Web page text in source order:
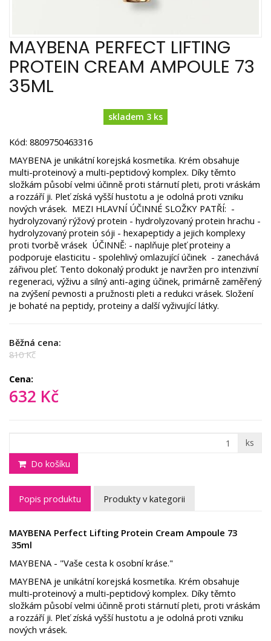
MAYBENA PERFECT LIFTING
PROTEIN CREAM AMPOULE 73
35ML
skladem 3 ks
Kód: 8809750463316
MAYBENA je unikátní korejská kosmetika. Krém obsahuje
multi-proteinový a multi-peptidový komplex. Díky těmto
složkám působí velmi účinně proti stárnutí pleti, proti vráskám
a rozzáří ji. Pleť získá vyšší hustotu a je odolná proti vzniku
nových vrásek. MEZI HLAVNÍ ÚČINNÉ SLOŽKY PATŘÍ: -
hydrolyzovaný rýžový protein - hydrolyzovaný protein hrachu -
hydrolyzovaný protein sóji - hexapeptidy a jejich komplexy
proti tvorbě vrásek ÚČINNĚ: - naplňuje pleť proteiny a
podporuje elasticitu - spolehlivý omlazující účinek - zanechává
zářivou pleť. Tento dokonalý produkt je navržen pro intenzivní
regeneraci, výživu a silný anti-aging účinek, primárně zaměřený
na zvýšení pevnosti a pružnosti pleti a redukci vrásek. ​Složení
je bohaté na peptidy, proteiny a další vyživující látky.
Běžná cena:
810 Kč
Cena:
632 Kč
ks
Do košíku
Popis produktu Produkty v kategorii
MAYBENA Perfect Lifting Protein Cream Ampoule 73
35ml
MAYBENA - "Vaše cesta k osobní kráse."
MAYBENA je unikátní korejská kosmetika. Krém obsahuje
multi-proteinový a multi-peptidový komplex. Díky těmto
složkám působí velmi účinně proti stárnutí pleti, proti vráskám
a rozzáří ji. Pleť získá vyšší hustotu a je odolná proti vzniku
nových vrásek.